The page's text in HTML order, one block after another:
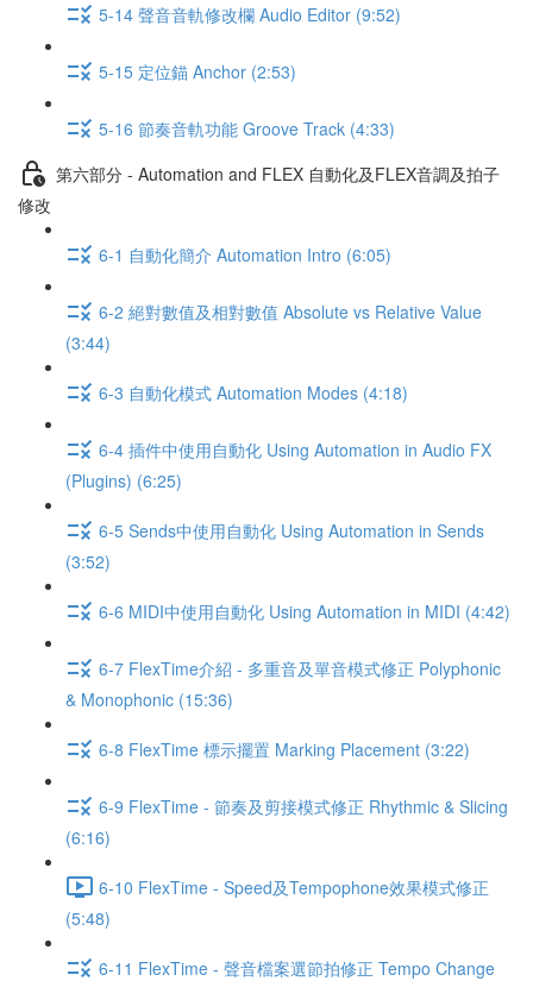
5-14 聲音音軌修改欄 Audio Editor (9:52)
5-15 定位錨 Anchor (2:53)
5-16 節奏音軌功能 Groove Track (4:33)
第六部分 - Automation and FLEX 自動化及FLEX音調及拍子
修改
6-1 自動化簡介 Automation Intro (6:05)
6-2 絕對數值及相對數值 Absolute vs Relative Value
(3:44)
6-3 自動化模式 Automation Modes (4:18)
6-4 插件中使用自動化 Using Automation in Audio FX
(Plugins) (6:25)
6-5 Sends中使用自動化 Using Automation in Sends
(3:52)
6-6 MIDI中使用自動化 Using Automation in MIDI (4:42)
6-7 FlexTime介紹 - 多重音及單音模式修正 Polyphonic
& Monophonic (15:36)
6-8 FlexTime 標示擺置 Marking Placement (3:22)
6-9 FlexTime - 節奏及剪接模式修正 Rhythmic & Slicing
(6:16)
6-10 FlexTime - Speed及Tempophone效果模式修正
(5:48)
6-11 FlexTime - 聲音檔案選節拍修正 Tempo Change